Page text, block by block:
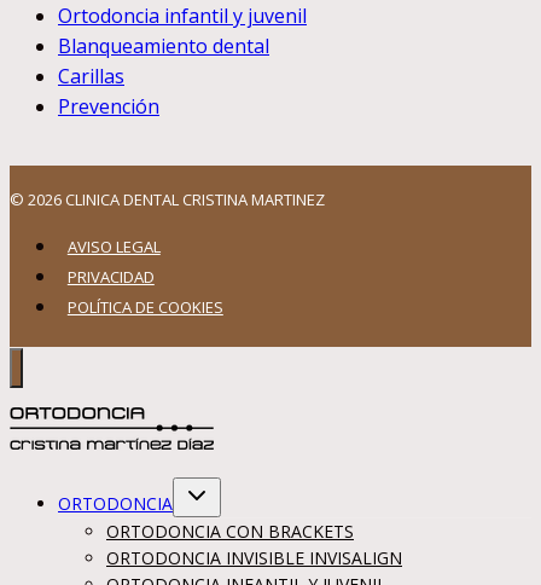
Ortodoncia infantil y juvenil
Blanqueamiento dental
Carillas
Prevención
© 2026 CLINICA DENTAL CRISTINA MARTINEZ
AVISO LEGAL
PRIVACIDAD
POLÍTICA DE COOKIES
ORTODONCIA
Alternar
hijo
ORTODONCIA CON BRACKETS
ORTODONCIA INVISIBLE INVISALIGN